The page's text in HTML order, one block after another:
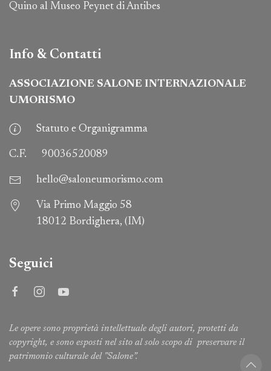
Quino al Museo Peynet di Antibes
Info & Contatti
ASSOCIAZIONE SALONE INTERNAZIONALE
UMORISMO
Statuto e Organigramma
C.F. 90036520089
hello@saloneumorismo.com
Via Primo Maggio 58
18012 Bordighera, (IM)
Seguici
Le opere sono proprietà intellettuale degli autori, protetti da
copyright, e sono esposti nel sito al solo scopo di preservare il
patrimonio culturale del "Salone”.